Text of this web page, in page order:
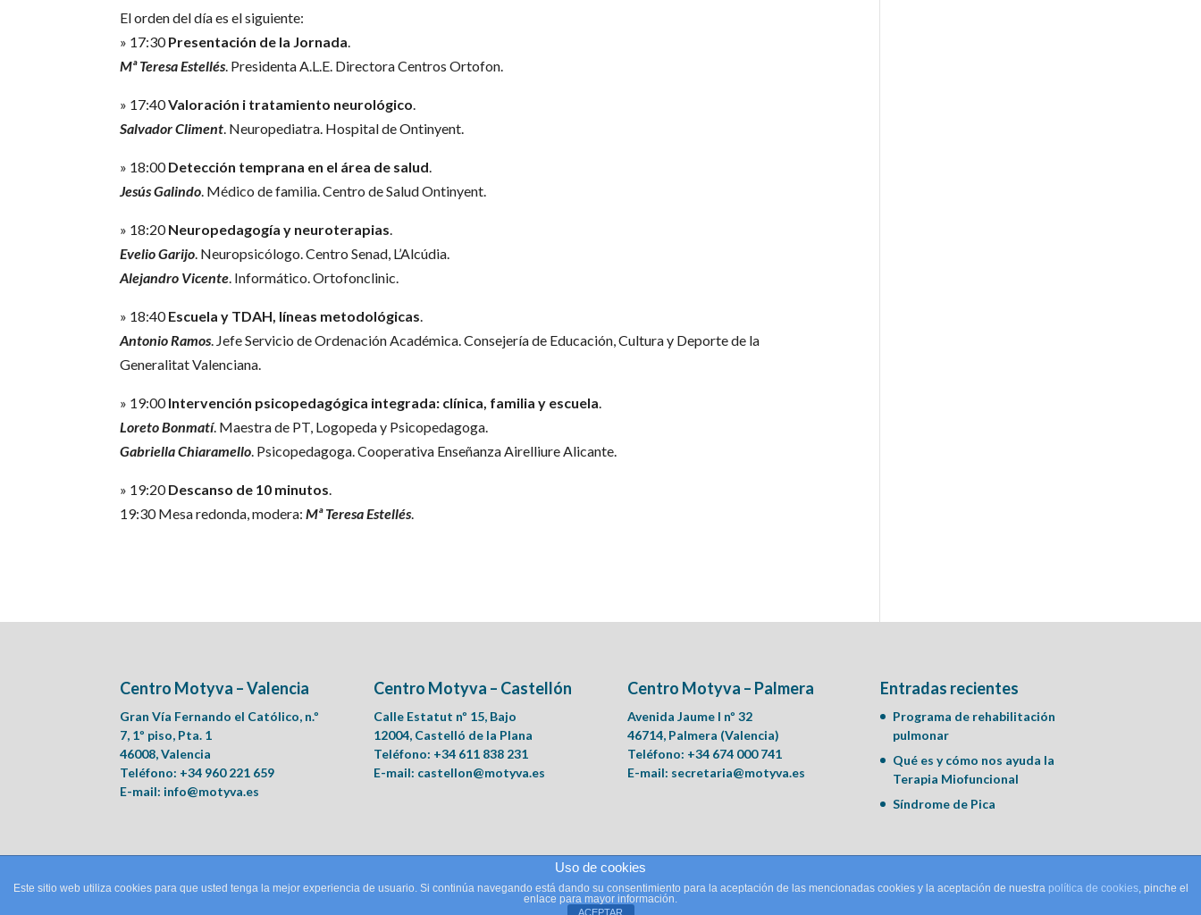
El orden del día es el siguiente:
» 17:30Presentación de la Jornada
Mª Teresa Estellés . Presidenta A.L.E. Directora Centros Ortofon.
» 17:40Valoración i tratamiento neurológico
Salvador Climent . Neuropediatra. Hospital de Ontinyent.
» 18:00Detección temprana en el área de salud
Jesús Galindo . Médico de familia. Centro de Salud Ontinyent.
» 18:20Neuropedagogía y neuroterapias
Evelio Garijo . Neuropsicólogo. Centro Senad, L’Alcúdia.
Alejandro Vicente . Informático. Ortofonclinic.
» 18:40Escuela y TDAH, líneas metodológicas
Antonio Ramos . Jefe Servicio de Ordenación Académica. Consejería de Educación, Cultura y Deporte de la
Generalitat Valenciana.
» 19:00Intervención psicopedagógica integrada: clínica, familia y escuela
Loreto Bonmatí. Maestra de PT, Logopeda y Psicopedagoga.
Gabriella Chiaramello . Psicopedagoga. Cooperativa Enseñanza Airelliure Alicante.
» 19:20Descanso de 10 minutos
19:30 Mesa redonda, modera:Mª Teresa Estellés
Centro Motyva – Valencia
Gran Vía Fernando el Católico, n.º
7, 1º piso, Pta. 1
46008, Valencia
Teléfono: +34 960 221 659
E-mail: info@motyva.es
Centro Motyva – Castellón
Calle Estatut nº 15, Bajo
12004, Castelló de la Plana
Teléfono: +34 611 838 231
E-mail: castellon@motyva.es
Centro Motyva – Palmera
Avenida Jaume I nº 32
46714, Palmera (Valencia)
Teléfono: +34 674 000 741
E-mail: secretaria@motyva.es
Entradas recientes
Programa de rehabilitación
pulmonar
Qué es y cómo nos ayuda la
Terapia Miofuncional
Síndrome de Pica
© Motyva | Centro de Logopedia, Psicología Clínica y Psicopedagogía.
Uso de cookies
Este sitio web utiliza cookies para que usted tenga la mejor experiencia de usuario. Si continúa navegando está dando su consentimiento para la aceptación de las mencionadas cookies y la aceptación de nuestra política de cookies, pinche el
enlace para mayor información.
ACEPTAR